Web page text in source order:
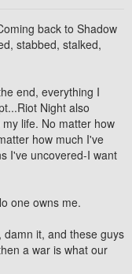
back to Shadow
stabbed, stalked,
end, everything I
Night also
life. No matter how
how much I've
I've uncovered-I want
one owns me.
damn it, and these guys
a war is what our